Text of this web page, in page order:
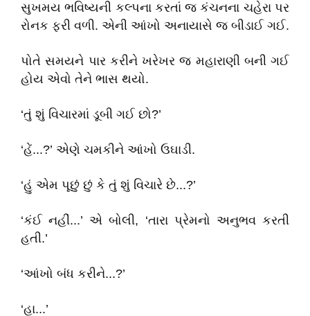
સુખમય ભવિષ્યની કલ્પના કરતાં જ કંચનના ચહેરા પર
રોનક ફરી વળી. એની આંખો અનાયાસે જ બીડાઈ ગઈ.
પોતે સમયને પાર કરીને ખરેખર જ મહારાણી બની ગઈ
હોય એવો તેને ભાસ થયો.
‘તું શું વિચારમાં ડૂબી ગઈ છો?’
‘હેં...?’ એણે ચમકીને આંખો ઉઘાડી.
‘હું એમ પૂછું છું કે તું શું વિચારે છે...?’
‘કંઈ નહીં...’ એ બોલી, ‘તારા પ્રેમનો અનુભવ કરતી
હતી.’
‘આંખો બંધ કરીને...?’
‘હા...’